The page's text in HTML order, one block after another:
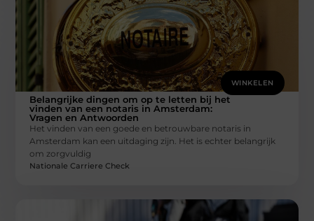
WINKELEN
Belangrijke dingen om op te letten bij het
vinden van een notaris in Amsterdam:
Vragen en Antwoorden
Het vinden van een goede en betrouwbare notaris in
Amsterdam kan een uitdaging zijn. Het is echter belangrijk
om zorgvuldig
Nationale Carriere Check